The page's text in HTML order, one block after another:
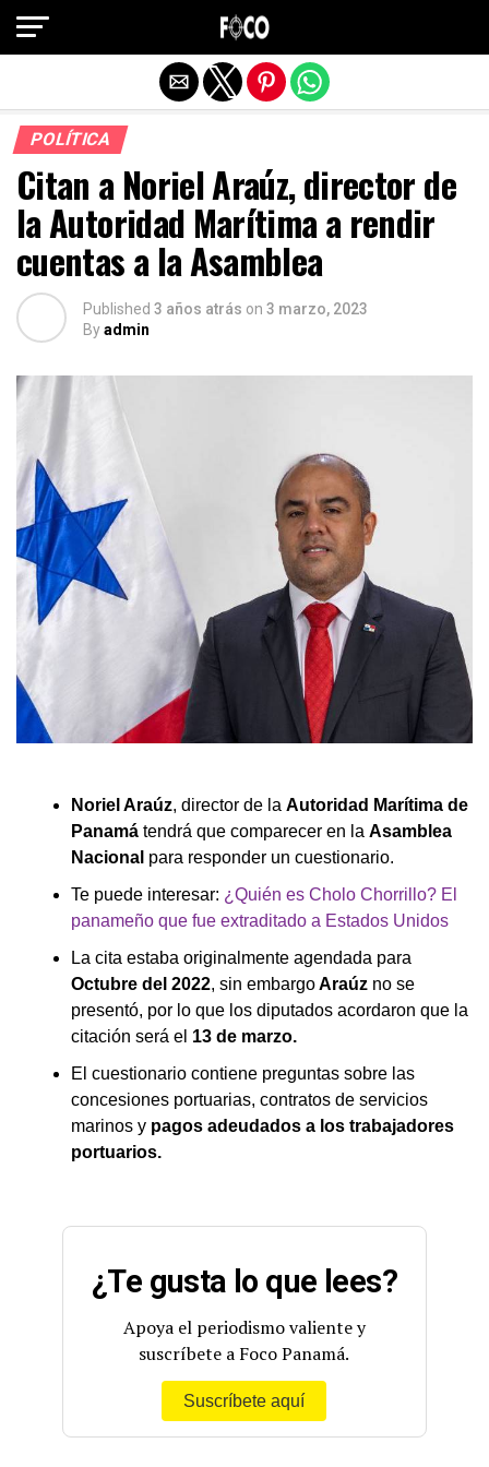
POLÍTICA
Citan a Noriel Araúz, director de
la Autoridad Marítima a rendir
cuentas a la Asamblea
Published 3 años atrás on 3 marzo, 2023
Byadmin
Noriel Araúz, director de la Autoridad Marítima de
Panamá tendrá que comparecer en la Asamblea
Nacional para responder un cuestionario.
Te puede interesar: ¿Quién es Cholo Chorrillo? El
panameño que fue extraditado a Estados Unidos
La cita estaba originalmente agendada para
Octubre del 2022, sin embargoAraúz no se
presentó, por lo que los diputados acordaron que la
citación será el 13 de marzo.
El cuestionario contiene preguntas sobre las
concesiones portuarias, contratos de servicios
marinos y pagos adeudados a los trabajadores
portuarios.
¿Te gusta lo que lees?
Apoya el periodismo valiente y
suscríbete a Foco Panamá.
Suscríbete aquí
Salir de la versión móvil